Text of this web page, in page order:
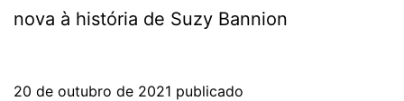
nova à história de Suzy Bannion
20 de outubro de 2021 publicado